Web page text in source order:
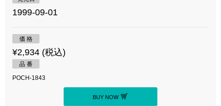
1999-09-01
価 格
¥2,934 (税込)
品 番
POCH-1843
BUY NOW